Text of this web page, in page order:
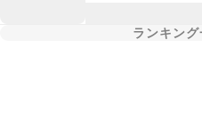
ランキン